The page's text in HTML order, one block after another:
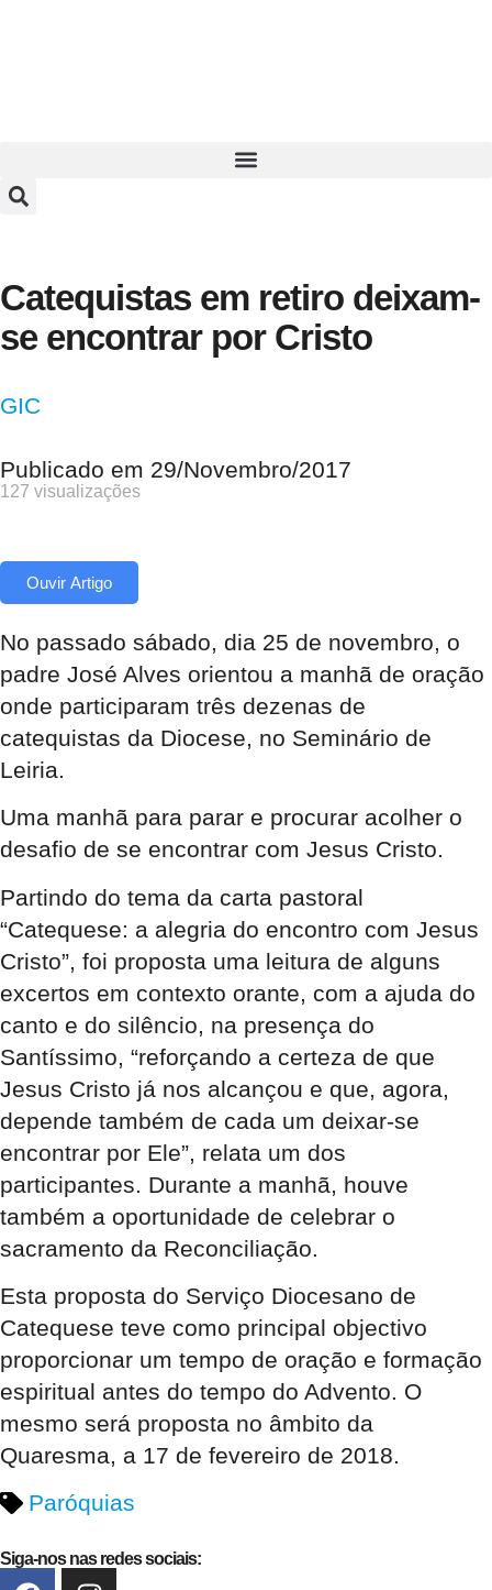
Catequistas em retiro deixam-
se encontrar por Cristo
GIC
Publicado em 29/Novembro/2017
127 visualizações
Ouvir Artigo
No passado sábado, dia 25 de novembro, o
padre José Alves orientou a manhã de oração
onde participaram três dezenas de
catequistas da Diocese, no Seminário de
Leiria.
Uma manhã para parar e procurar acolher o
desafio de se encontrar com Jesus Cristo.
Partindo do tema da carta pastoral
“Catequese: a alegria do encontro com Jesus
Cristo”, foi proposta uma leitura de alguns
excertos em contexto orante, com a ajuda do
canto e do silêncio, na presença do
Santíssimo, “reforçando a certeza de que
Jesus Cristo já nos alcançou e que, agora,
depende também de cada um deixar-se
encontrar por Ele”, relata um dos
participantes. Durante a manhã, houve
também a oportunidade de celebrar o
sacramento da Reconciliação.
Esta proposta do Serviço Diocesano de
Catequese teve como principal objectivo
proporcionar um tempo de oração e formação
espiritual antes do tempo do Advento. O
mesmo será proposta no âmbito da
Quaresma, a 17 de fevereiro de 2018.
Paróquias
Siga-nos nas redes sociais: